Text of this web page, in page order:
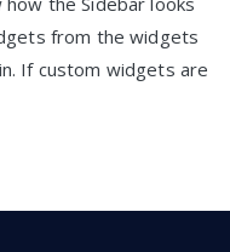
from the widgets
If custom widgets are